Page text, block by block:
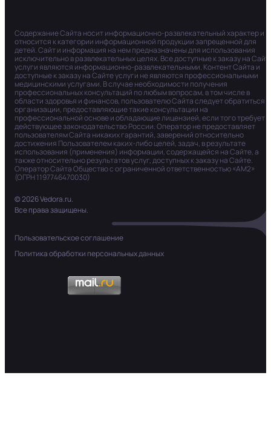
Содержание Сайта носит информационно-развлекательный характер и
относится к категории информационной продукции запрещенной для
детей. Сайт и информация на нем предназначены для использования
исключительно в развлекательных целях. Все доступные к заказу на
услуги являются информационно-развлекательными. Контент Сайта и
доступные к заказу на Сайте услуги не являются профессиональными
медицинскими услугами. В случае необходимости получения
профессиональных консультаций по любым вопросам, в том числе в
области здоровья и финансов, пользователю Сайта следует обратиться в
организации, предоставляющие такие консультации на
профессиональной основе и обладающие лицензией, если того требует
действующее законодательство России. Оператор не предоставляет
пользователям Сайта никаких гарантий, заверений относительно
достижения Пользователем каких-либо целей, задач, в результате
использования (применения) информации, содержащейся на Сайте, а
также относительно результатов услуг, доступных к заказу на Сайте.
Оператор Сайта Общество с ограниченной ответственностью «АМ2»
(ОГРН 1197746470030)
© 2026 Vedora.ru.
Все права защищены.
Пользовательское соглашение
Политика обработки персональных данных